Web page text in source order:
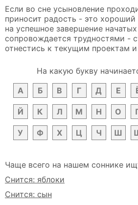
Если во сне усыновление
приносит радость - это
на успешное завершение
сопровождается трудностями -
отнестись к текущим проектам
На какую букву
А
Б В Г Д Е
Й К Л М Н О
У Ф Х Ц Ч Ш
Чаще всего на нашем соннике
Снится: яблоки
Снится: сын